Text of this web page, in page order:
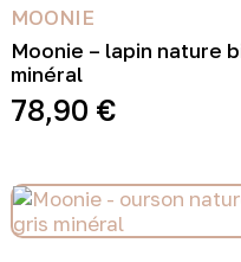
MOONIE
Moonie – lapin nature
minéral
78,90 €